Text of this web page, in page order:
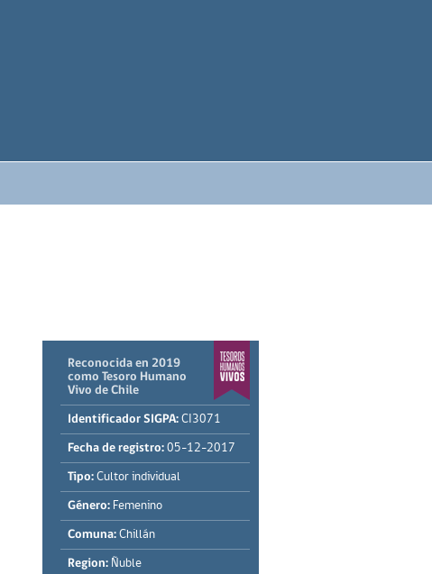
Reconocida en 2019
como Tesoro Humano
Vivo de Chile
Identificador SIGPA: CI3071
Fecha de registro: 05-12-2017
Tipo: Cultor individual
Género: Femenino
Comuna: Chillán
Region: Ñuble